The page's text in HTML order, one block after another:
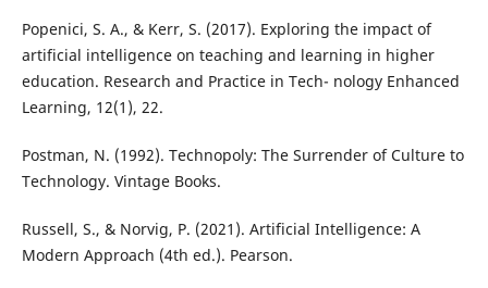
Popenici, S. A., & Kerr, S. (2017). Exploring the impact of
artificial intelligence on teaching and learning in higher
education. Research and Practice in Tech- nology Enhanced
Learning, 12(1), 22.
Postman, N. (1992). Technopoly: The Surrender of Culture to
Technology. Vintage Books.
Russell, S., & Norvig, P. (2021). Artificial Intelligence: A
Modern Approach (4th ed.). Pearson.